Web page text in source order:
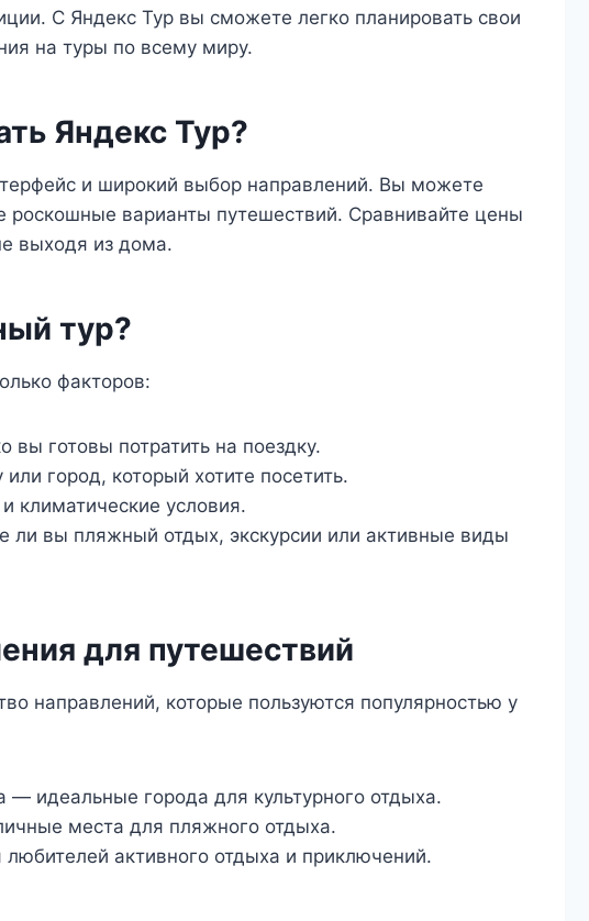
С Яндекс Тур вы сможете легко планировать свои
на туры по всему миру.
Яндекс Тур?
и широкий выбор направлений. Вы можете
роскошные варианты путешествий. Сравнивайте цены
выходя из дома.
тур?
факторов:
вы готовы потратить на поездку.
город, который хотите посетить.
климатические условия.
ли вы пляжный отдых, экскурсии или активные виды
для путешествий
направлений, которые пользуются популярностью у
идеальные города для культурного отдыха.
места для пляжного отдыха.
активного отдыха и приключений.